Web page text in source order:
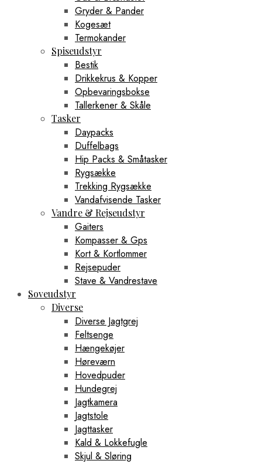
Gryder & Pander
Kogesæt
Termokander
Spiseudstyr
Bestik
Drikkekrus & Kopper
Opbevaringsbokse
Tallerkener & Skåle
Tasker
Daypacks
Duffelbags
Hip Packs & Småtasker
Rygsække
Trekking Rygsække
Vandafvisende Tasker
Vandre & Rejseudstyr
Gaiters
Kompasser & Gps
Kort & Kortlommer
Rejsepuder
Stave & Vandrestave
Soveudstyr
Diverse
Diverse Jagtgrej
Feltsenge
Hængekøjer
Høreværn
Hovedpuder
Hundegrej
Jagtkamera
Jagtstole
Jagttasker
Kald & Lokkefugle
Skjul & Sløring